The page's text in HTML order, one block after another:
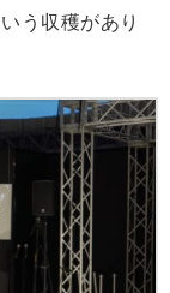
う収穫があり